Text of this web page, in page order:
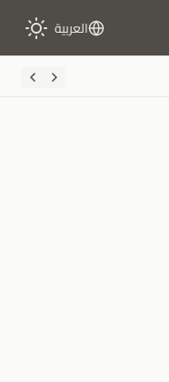
العربية